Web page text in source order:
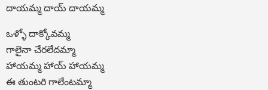
దాయమ్మ దాయ్ దాయమ్మ
ఒళ్ళో దాక్కోవమ్మ
గాలైనా చేరలేదమ్మా
హాయమ్మ హాయ్ హాయమ్మ
ఈ తుంటరి గాలేంటమ్మా